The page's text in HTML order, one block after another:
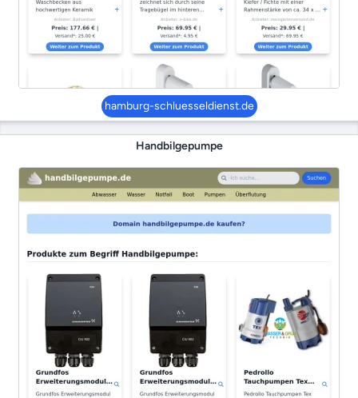
hamburg-schluesseldienst.de
Handbilgepumpe